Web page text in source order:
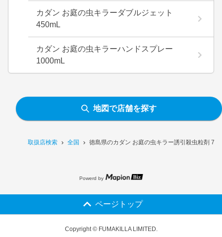
取扱店検索 全国 徳島県のカダン お庭の虫キラー誘引殺虫粒剤
カダン お庭の虫キラーダブルジェット
450mL
カダン お庭の虫キラーハンドスプレー
1000mL
地図で店舗を探す
Powerd by
ページトップ
Copyright © FUMAKILLA LIMITED.